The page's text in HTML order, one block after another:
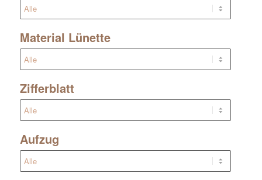
Material Lünette
Zifferblatt
Aufzug